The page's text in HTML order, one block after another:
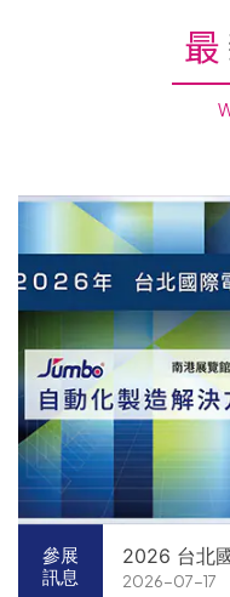
參展
訊息
2026 台北
2026-07-17